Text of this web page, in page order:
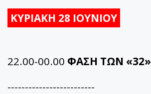
ΚΥΡΙΑΚΗ 28 ΙΟΥΝΙΟΥ
22.00-00.00 ΦΑΣΗ ΤΩΝ «32»
-------------------------